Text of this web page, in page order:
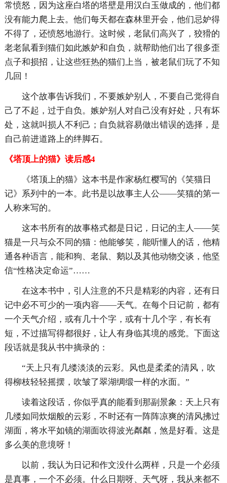
常愤怒，因为这座白塔的塔壁是用汉白玉做成的，他们都
没有能力爬上去。他们每天都在森林里开会，他们忌妒得
不得了，还愤怒地游行。这时候，老鼠们高兴了，狡猾的
老老鼠看到猫们如此嫉妒和自负，就帮助他们出了很多歪
点子和损招，让这些狂热的猫们上当，被老鼠们玩了不知
几回！
这个故事告诉我们，不要嫉妒别人，不要自己觉得自
己了不起，过于自负。嫉妒别人对自己没有好处，只有坏
处，这就叫损人不利己；自负就容易做出错误的选择，是
自己前进道路上的绊脚石。
《塔顶上的猫》读后感4
《塔顶上的猫》这本书是作家杨红樱写的《笑猫日
记》系列中的一本。此书是以故事主人公——笑猫的第一
人称来写的。
这本书所有的故事格式都是日记，日记的主人——笑
猫是一只与众不同的猫：他能够笑，能听懂人的话，他精
通各种语言，能和狗、老鼠、鹅以及其他动物交谈，他坚
信“性格决定命运”……
在这本书中，引人注意的不只是精彩的内容，还有日
记中必不可少的一项内容——天气。在每个日记前，都有
一个天气介绍，或有几十个字，或有十几个字，有长有
短，不过描写得都很好，让人有身临其境的感觉。下面这
段话就是我从书中摘录的：
“天上只有几缕淡淡的云彩。风也是柔柔的清风，吹
得柳枝轻轻摇摆，吹皱了翠湖绸缎一样的水面。”
读着这段话，你似乎真的能看到那副景象：天上只有
几缕如同炊烟般的云彩，不时还有一阵阵凉爽的清风拂过
湖面，将水平如镜的湖面吹得波光粼粼，煞是好看。这是
多么美的意境呀！
以前，我认为日记和作文没什么两样，只是一个必须
是真事，一个不必须。什么日期呀、天气呀，我从来都不